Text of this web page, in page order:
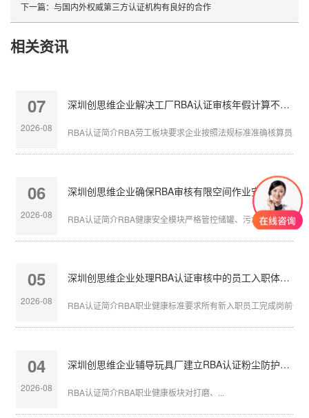
下一篇： 与国内外权威第三方认证机构有良好的合作
相关资讯
07
2026-08
深圳创思维企业解决工厂RBA认证审核年假计算不准确
RBA认证简介RBA劳工板块要求企业按照法规标准准确核算员工
06
2026-08
深圳创思维企业确保RBA审核有限空间作业安全达标
RBA认证简介RBA健康安全模块严格管控储罐、污水池、地下管
05
2026-08
深圳创思维企业处理RBA认证审核中的员工入职体检缺失
RBA认证简介RBA职业健康标准要求所有新入职员工完成岗前体
04
2026-08
深圳创思维企业辅导玩具厂建立RBA认证粉尘防护体系
RBA认证简介RBA职业健康板块对打磨、...